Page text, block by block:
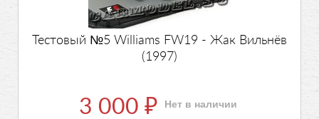
Тестовый №5 Williams FW19 - Жак Вильнёв
(1997)
3 000 ₽ Нет в наличии